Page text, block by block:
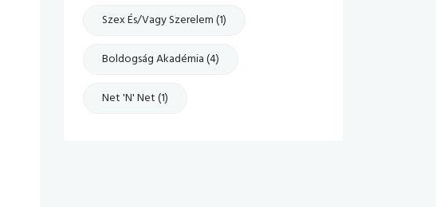
Szex És/vagy Szerelem (1)
Boldogság Akadémia (4)
Net 'n' Net (1)